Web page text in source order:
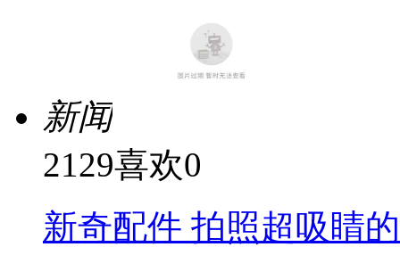
新闻
2129喜欢0
新奇配件 拍照超吸睛